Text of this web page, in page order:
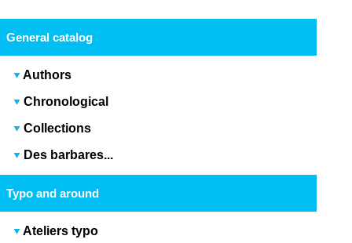
General catalog
Authors
Chronological
Collections
Des barbares...
Typo and around
Ateliers typo